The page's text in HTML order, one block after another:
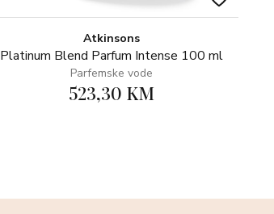
Atkinsons
Platinum Blend Parfum Intense 100 ml
Parfemske vode
523,30 KM